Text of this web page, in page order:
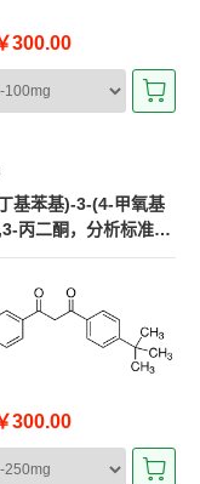
300.00
基苯基)-3-(4-甲氧基
丙二酮，分析标准品,
300.00